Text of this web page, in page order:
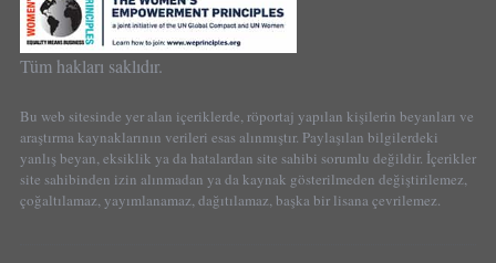
Tüm hakları saklıdır.
Bu web sitesinde yer alan içeriklerde, röportaj yapılan kişilerin beyanları ve
araştırma kaynaklarının verileri esas alınmıştır. Paylaşılan bilgilerdeki
yanlış beyan, eksiklik ya da hatalardan site sahibi sorumlu değildir. İçerikler
site sahibinden izin alınmadan ya da kaynak gösterilmeden değiştirilemez,
çoğaltılamaz, yayımlanamaz, dağıtılamaz, başka bir lisana çevrilemez.